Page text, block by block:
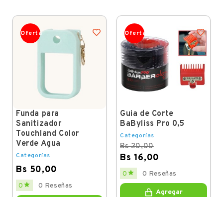
Oferta
Funda para
Sanitizador
Touchland Color
Verde Agua
Categorías
Bs 50,00
Price
0  0 Reseñas
Oferta
Guia de Corte
BaByliss Pro 0,5
Categorías
Bs 20,00
Bs 16,00
Regular
price
Price
0  0 Reseñas
Agregar